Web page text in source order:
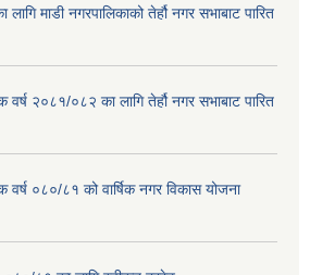
माडी नगरपालिकाको तेर्हौ नगर सभाबाट पारित
वर्ष २०८१/०८२ का लागि तेर्हौ नगर सभाबाट पारित
वर्ष ०८०/८१ को वार्षिक नगर विकास योजना